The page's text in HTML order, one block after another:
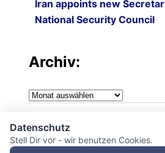
Iran appoints new
National Security Council
Vessel struck off coast of
Saudi Arabia strongly
08.08.2026 - 21:10 Uhr [Al Jazeera]
Qatar condemns Iranian
Archiv:
Archiv:
Impressum
Datenschutzerklärung
Datenschutz
Stell Dir vor - wir benutzen Cookies.